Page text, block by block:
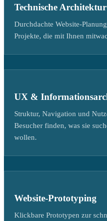
Technische Architektur
Durchdachte Website-
Projekte, die mit Ihnen
UX &
Struktur, Navigation und
Besucher finden, was sie
wollen.
Website-Prototyping
Klickbare Prototypen zur